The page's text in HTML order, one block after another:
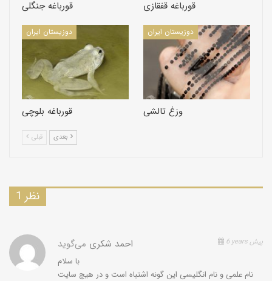
قورباغه جنگلی قورباغه قفقازی
دوزیستان ایران
قورباغه بلوچی
دوزیستان ایران
وزغ تالشی
قبلی
1 نظر
احمد شکری می‌گوید 6 years پیش
با سلام
نام علمی و نام انگلیسی این گونه اشتباه است و در هیچ سایت